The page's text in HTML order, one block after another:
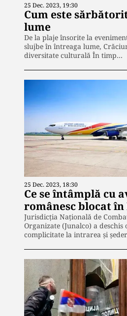
25 Dec. 2023, 19:30
Cum este
lume
De la plaje însorite la
slujbe în întreaga lume,
diversitate culturală În timp…
25 Dec. 2023, 18:30
Ce se întâmplă cu
românesc blocat
Jurisdicţia Naţională de
Organizate (Junalco) a
complicitate la intrarea şi